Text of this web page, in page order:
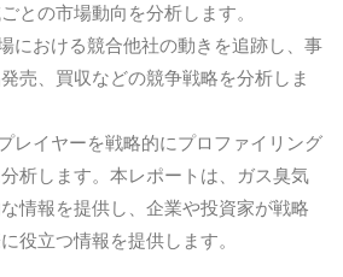
との市場動向を分析します。
における競合他社の動きを追跡し、事
売、買収などの競争戦略を分析しま
レイヤーを戦略的にプロファイリング
析します。本レポートは、ガス臭気
情報を提供し、企業や投資家が戦略
役立つ情報を提供します。